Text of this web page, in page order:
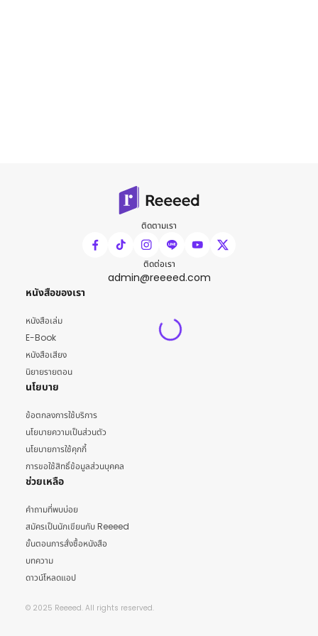
ติดตามเรา
ติดต่อเรา
admin@reeeed.com
หนังสือของเรา
หนังสือเล่ม
E-Book
หนังสือเสียง
นิยายรายตอน
นโยบาย
ข้อตกลงการใช้บริการ
นโยบายความเป็นส่วนตัว
นโยบายการใช้คุกกี้
การขอใช้สิทธิ์ข้อมูลส่วนบุคคล
ช่วยเหลือ
คำถามที่พบบ่อย
สมัครเป็นนักเขียนกับ Reeeed
ขั้นตอนการสั่งซื้อหนังสือ
บทความ
ดาวน์โหลดแอป
© 2025 Reeeed. All rights reserved.